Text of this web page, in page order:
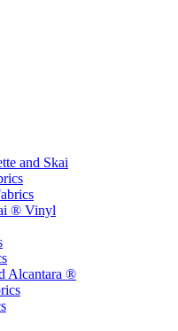
and Skai
® Vinyl
Alcantara ®